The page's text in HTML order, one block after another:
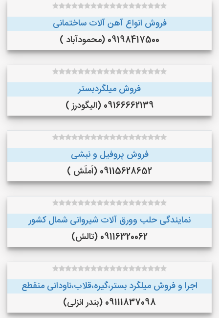
فروش انواع آهن آلات ساختمانی
09198417500 (محمودآباد )
فروش میلگردبستر
09166662139 (الیگودرز )
فروش پروفیل و نبشی
09115628652 (اَملَش )
نمایندگی حلب وورق آلات شیروانی شمال کشور
09116320062 (تالش)
اجرا و فروش میلگرد بستر،گیره،قلاب،ناودانی منقطع
09111837098 (بندر انزلی)